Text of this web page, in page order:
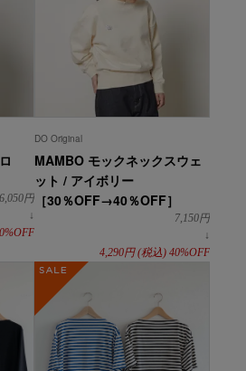
6,050円
↓
DO Original
MAMBO モックネックスウェ
ット / アイボリー
［30％OFF→40％OFF］
7,150円
↓
4,290円(税込) 40%OFF